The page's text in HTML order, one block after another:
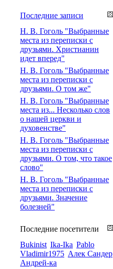
Последние записи
Н. В. Гоголь "Выбранные
места из переписки с
друзьями. Христианин
идет вперед"
Н. В. Гоголь "Выбранные
места из переписки с
друзьями. О том же"
Н. В. Гоголь "Выбранные
места из... Несколько слов
о нашей церкви и
духовенстве"
Н. В. Гоголь "Выбранные
места из переписки с
друзьями. О том, что такое
слово"
Н. В. Гоголь "Выбранные
места из переписки с
друзьями. Значение
болезней"
Последние посетители
Bukinist Ika-Ika Pablo
Vladimir1975 Алек Сандер
Андрей-ка